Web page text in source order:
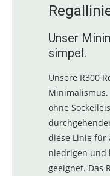
Unser
simpel.
Unsere R300
ohne
diese Linie für
niedrigen und
geeignet. Das